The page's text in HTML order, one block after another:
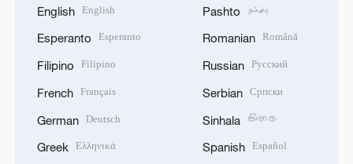
English English
Esperanto Esperanto
Filipino Filipino
French Français
German Deutsch
Greek Ελληνικά
Pashto پښتو
Romanian Română
Russian Русский
Serbian Српски
Sinhala සිංහල
Spanish Español